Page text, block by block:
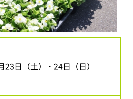
23日（土）・24日（日）